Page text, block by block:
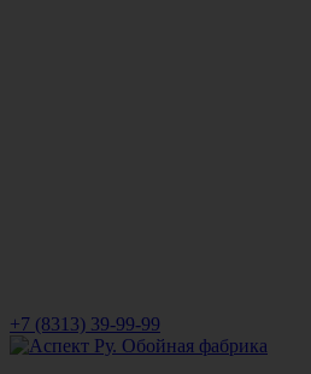
+7 (8313) 39-99-99